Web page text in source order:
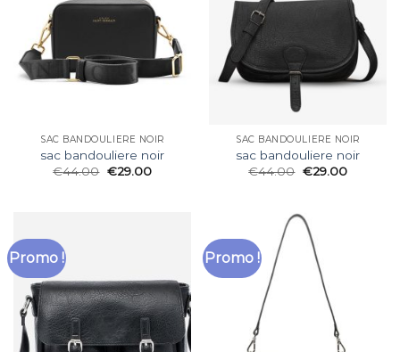
SAC BANDOULIERE NOIR
sac bandouliere noir
€44.00 €29.00
SAC BANDOULIERE NOIR
sac bandouliere noir
€44.00 €29.00
Promo ! Promo !